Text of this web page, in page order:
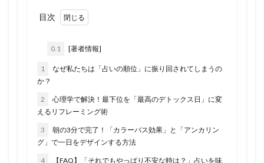
目次
0.1 [著者情報]
1
なぜ私たちは「占いの順位」に振り回されてしまうの
か？
2
心理学で解決！最下位を「最高のデトックス日」に変
えるリフレーミング術
3
朝の3分で完了！「カラーバス効果」と「アンカリン
グ」で一日をデザインする方法
4
【FAQ】「それでもやっぱり不安な時は？」占いを味